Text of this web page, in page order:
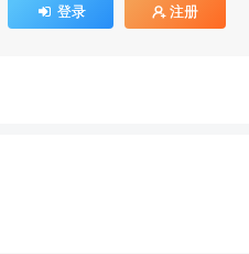
登录 注册